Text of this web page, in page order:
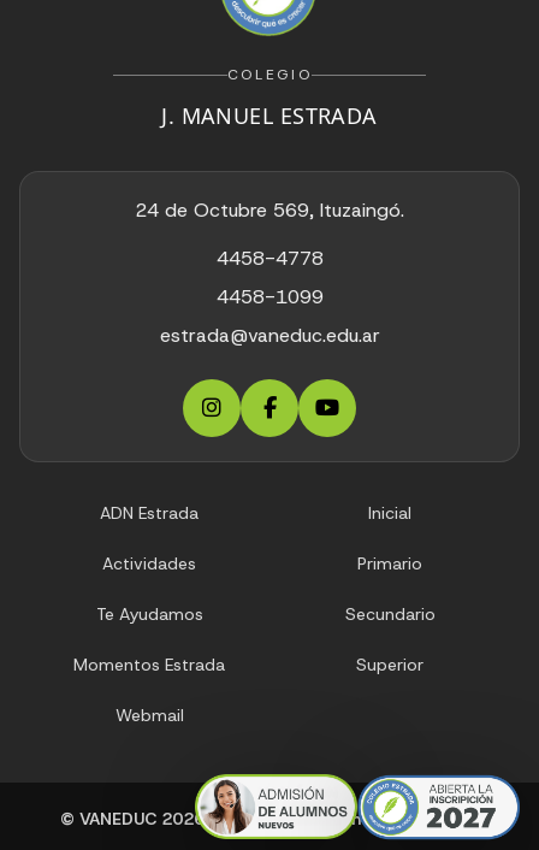
COLEGIO
J. MANUEL ESTRADA
24 de Octubre 569, Ituzaingó.
4458-4778
4458-1099
estrada@vaneduc.edu.ar
ADN Estrada Inicial
Actividades Primario
Te Ayudamos Secundario
Momentos Estrada Superior
Webmail
© VANEDUC 2026| Todos los derechos reservados